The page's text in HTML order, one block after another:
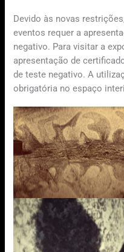
Devido às novas
eventos requer a
negativo. Para visitar a
apresentação de
de teste negativo. A
obrigatória no espaço